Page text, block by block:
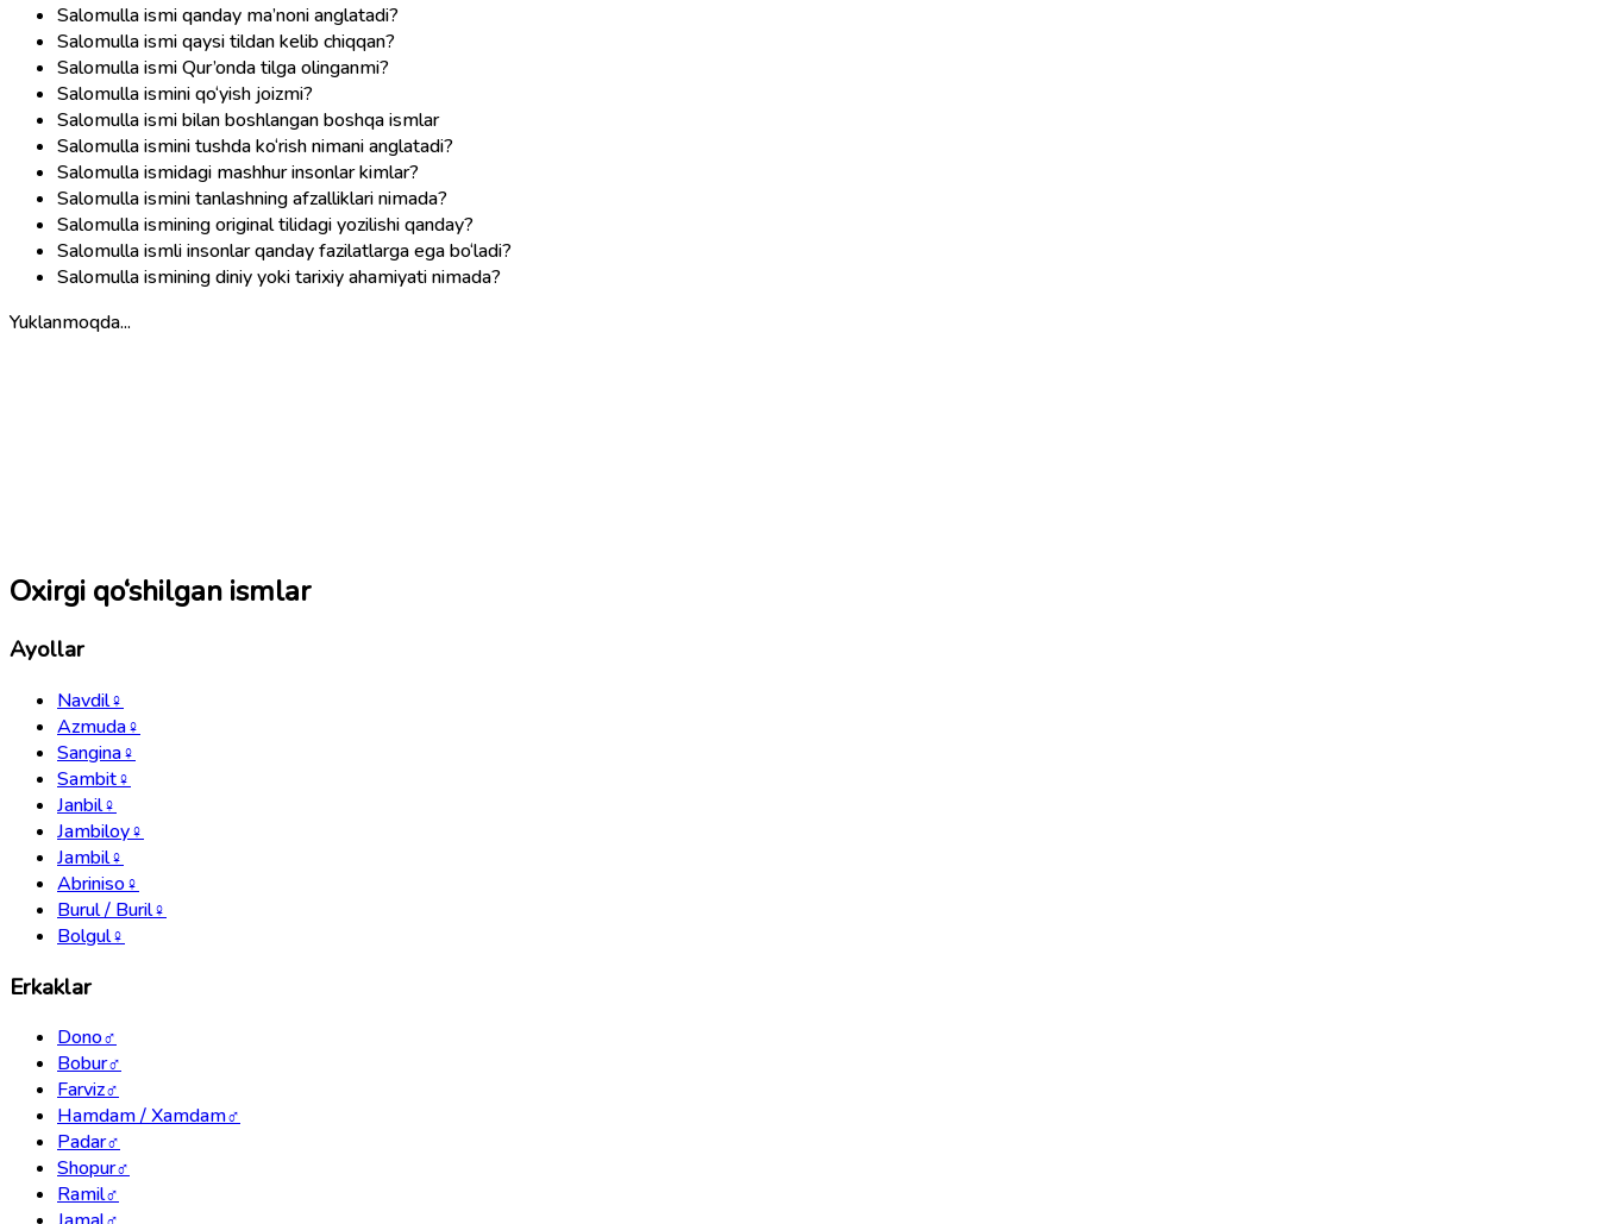
Salomulla ismi qanday ma’noni anglatadi?
Salomulla ismi qaysi tildan kelib chiqqan?
Salomulla ismi Qur’onda tilga olinganmi?
Salomulla ismini qo‘yish joizmi?
Salomulla ismi bilan boshlangan boshqa ismlar
Salomulla ismini tushda ko‘rish nimani anglatadi?
Salomulla ismidagi mashhur insonlar kimlar?
Salomulla ismini tanlashning afzalliklari nimada?
Salomulla ismining original tilidagi yozilishi qanday?
Salomulla ismli insonlar qanday fazilatlarga ega bo‘ladi?
Salomulla ismining diniy yoki tarixiy ahamiyati nimada?
Yuklanmoqda...
Oxirgi qo‘shilgan ismlar
Ayollar
Navdil♀
Azmuda♀
Sangina♀
Sambit♀
Janbil♀
Jambiloy♀
Jambil♀
Abriniso♀
Burul / Buril♀
Bolgul♀
Erkaklar
Dono♂
Bobur♂
Farviz♂
Hamdam / Xamdam♂
Padar♂
Shopur♂
Ramil♂